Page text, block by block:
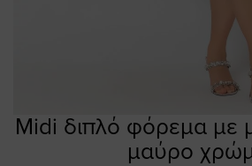
Midi διπλό φόρεμα με
μαύρο
Skip